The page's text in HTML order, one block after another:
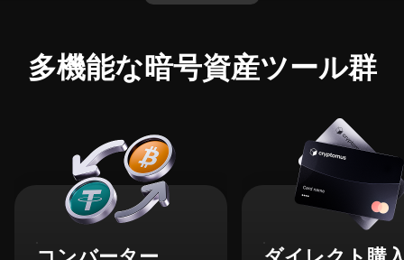
多機能な暗号資産ツール群